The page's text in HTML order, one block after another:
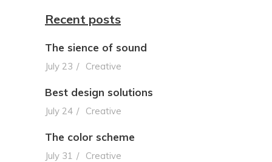
Recent posts
The sience of sound
July 23 Creative
Best design solutions
July 24 Creative
The color scheme
July 31 Creative